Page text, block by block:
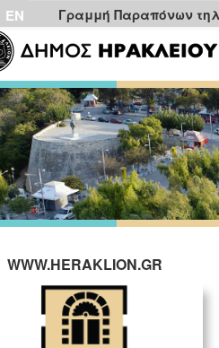
EN Γραμμή Παραπόνων τηλ
WWW.HERAKLION.GR